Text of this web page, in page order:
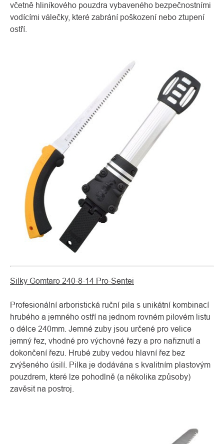
včetně hliníkového pouzdra vybaveného bezpečnostními
vodícími válečky, které zabrání poškození nebo ztupení
ostří.
Silky Gomtaro 240-8-14 Pro-Sentei
Profesionální arboristická ruční pila s unikátní kombinací
hrubého a jemného ostří na jednom rovném pilovém listu
o délce 240mm. Jemné zuby jsou určené pro velice
jemný řez, vhodné pro výchovné řezy a pro nařiznutí a
dokončení řezu. Hrubé zuby vedou hlavní řez bez
zvýšeného úsilí. Pilka je dodávána s kvalitním plastovým
pouzdrem, které lze pohodlně (a několika způsoby)
zavěsit na postroj.